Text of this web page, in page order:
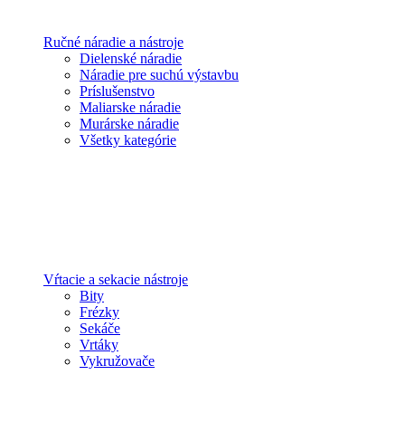
Ručné náradie a nástroje
Dielenské náradie
Náradie pre suchú výstavbu
Príslušenstvo
Maliarske náradie
Murárske náradie
Všetky kategórie
Vŕtacie a sekacie nástroje
Bity
Frézky
Sekáče
Vrtáky
Vykružovače